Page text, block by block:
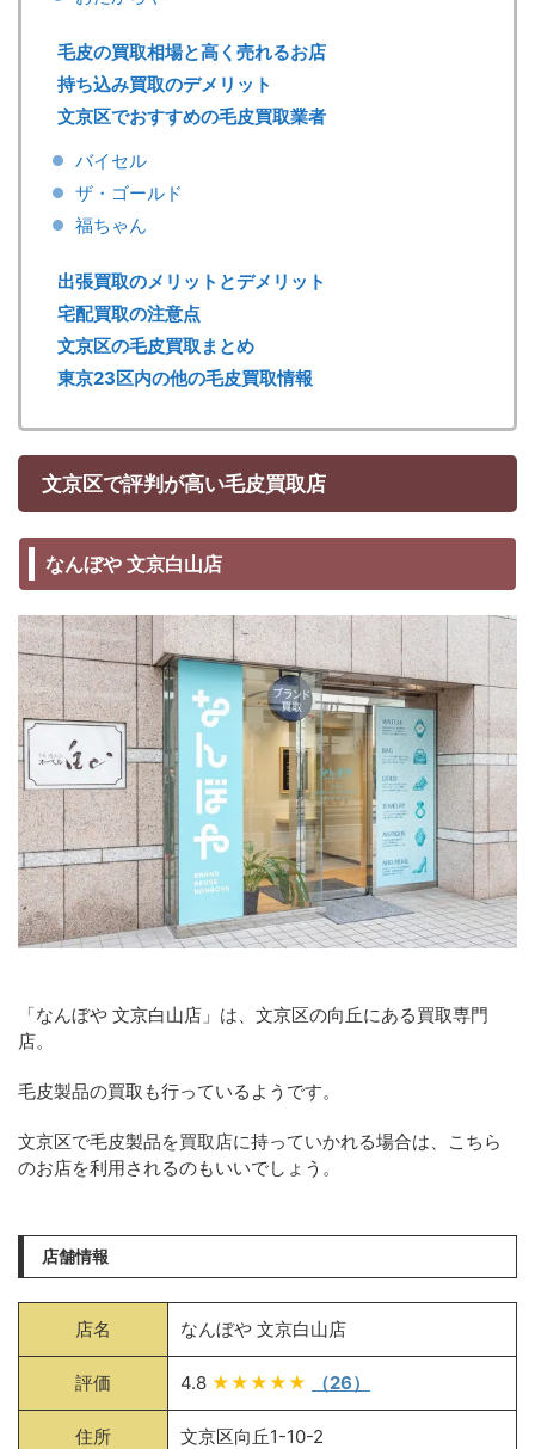
毛皮の買取相場と高く売れるお店
持ち込み買取のデメリット
文京区でおすすめの毛皮買取業者
バイセル
ザ・ゴールド
福ちゃん
出張買取のメリットとデメリット
宅配買取の注意点
文京区の毛皮買取まとめ
東京23区内の他の毛皮買取情報
文京区で評判が高い毛皮買取店
なんぼや 文京白山店
「なんぼや 文京白山店」は、文京区の向丘にある買取専門
店。
毛皮製品の買取も行っているようです。
文京区で毛皮製品を買取店に持っていかれる場合は、こちら
のお店を利用されるのもいいでしょう。
店舗情報
店名 なんぼや 文京白山店
評価 4.8 ★★★★★ （26）
住所 文京区向丘1-10-2